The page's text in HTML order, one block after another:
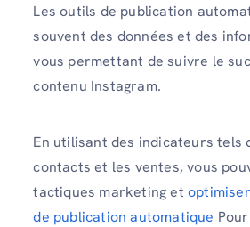
Les outils de publication
souvent des données et des
vous permettant de suivre le
contenu Instagram.
En utilisant des indicateurs tels
contacts et les ventes, vous
tactiques marketing et
de publication automatique